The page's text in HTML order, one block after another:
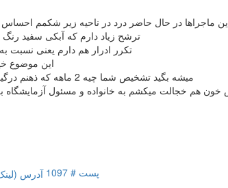
ماجراها در حال حاضر درد در ناحیه زیر شکمم
ترشح زیاد دارم که آبکی سفید
تکرر ادرار هم دارم یعنی نسبت
این موضوع
میشه بگید تشخیص شما چیه 2 ماهه که ذهنم درگیره این قضیه س
خون هم خجالت میکشم به خانواده و مسئول آزمایشگاه
پست # 1097